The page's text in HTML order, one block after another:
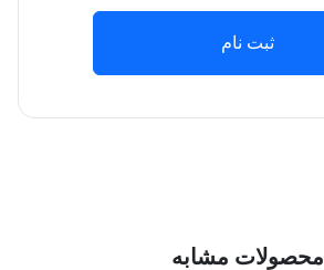
ثبت نام
محصولات مشابه